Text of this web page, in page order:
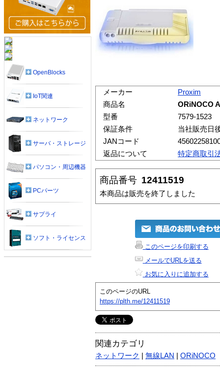
メーカー
Proxim
商品名
ORiNOCO
型番
7579-1523
保証条件
当社販売日
JANコード
返品について
特定商取引
商品番号 12411519
本商品は販売を終了しました
このページを印刷する
メールでURLを送る
お気に入りに追加する
このページのURL
https://plth.me/12411519
関連カテゴリ
ネットワーク 無線LAN ORiNOCO
OpenBlocks
IoT関連
ネットワーク
サーバ・ストレージ
パソコン・周辺機器
PCパーツ
サプライ
ソフト・ライセンス